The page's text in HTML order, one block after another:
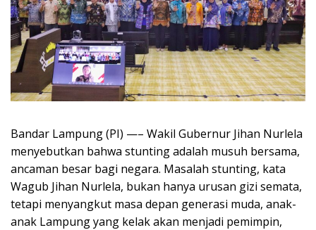
Bandar Lampung (PI) —– Wakil Gubernur Jihan Nurlela
menyebutkan bahwa stunting adalah musuh bersama,
ancaman besar bagi negara. Masalah stunting, kata
Wagub Jihan Nurlela, bukan hanya urusan gizi semata,
tetapi menyangkut masa depan generasi muda, anak-
anak Lampung yang kelak akan menjadi pemimpin,